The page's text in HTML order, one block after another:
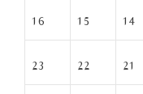
14
15
16
21
22
23